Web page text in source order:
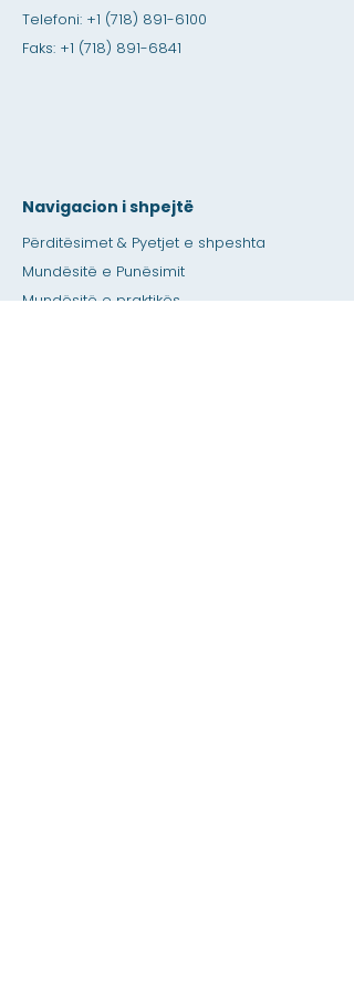
Telefoni: +1 (718) 891-6100
Faks: +1 (718) 891-6841
Navigacion i shpejtë
Përditësimet & Pyetjet e shpeshta
Mundësitë e Punësimit
Mundësitë e praktikës